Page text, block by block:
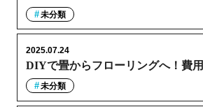
未分類
DIYで畳からフローリングへ！費
2025.07.24
未分類